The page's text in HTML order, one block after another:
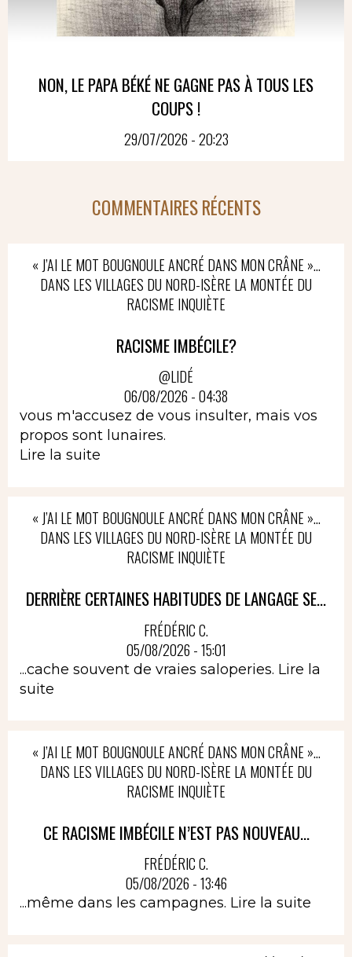
NON, LE PAPA BÉKÉ NE GAGNE PAS À TOUS LES
COUPS !
29/07/2026 - 20:23
COMMENTAIRES RÉCENTS
« J’AI LE MOT BOUGNOULE ANCRÉ DANS MON CRÂNE »…
DANS LES VILLAGES DU NORD-ISÈRE LA MONTÉE DU
RACISME INQUIÈTE
RACISME IMBÉCILE?
@LIDÉ
06/08/2026 - 04:38
vous m'accusez de vous insulter, mais vos
propos sont lunaires.
Lire la suite
« J’AI LE MOT BOUGNOULE ANCRÉ DANS MON CRÂNE »…
DANS LES VILLAGES DU NORD-ISÈRE LA MONTÉE DU
RACISME INQUIÈTE
DERRIÈRE CERTAINES HABITUDES DE LANGAGE SE...
FRÉDÉRIC C.
05/08/2026 - 15:01
...cache souvent de vraies saloperies. Lire la
suite
« J’AI LE MOT BOUGNOULE ANCRÉ DANS MON CRÂNE »…
DANS LES VILLAGES DU NORD-ISÈRE LA MONTÉE DU
RACISME INQUIÈTE
CE RACISME IMBÉCILE N’EST PAS NOUVEAU...
FRÉDÉRIC C.
05/08/2026 - 13:46
...même dans les campagnes. Lire la suite